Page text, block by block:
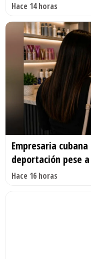
Hace 14 horas
Empresaria
deportación pese
Hace 16 horas